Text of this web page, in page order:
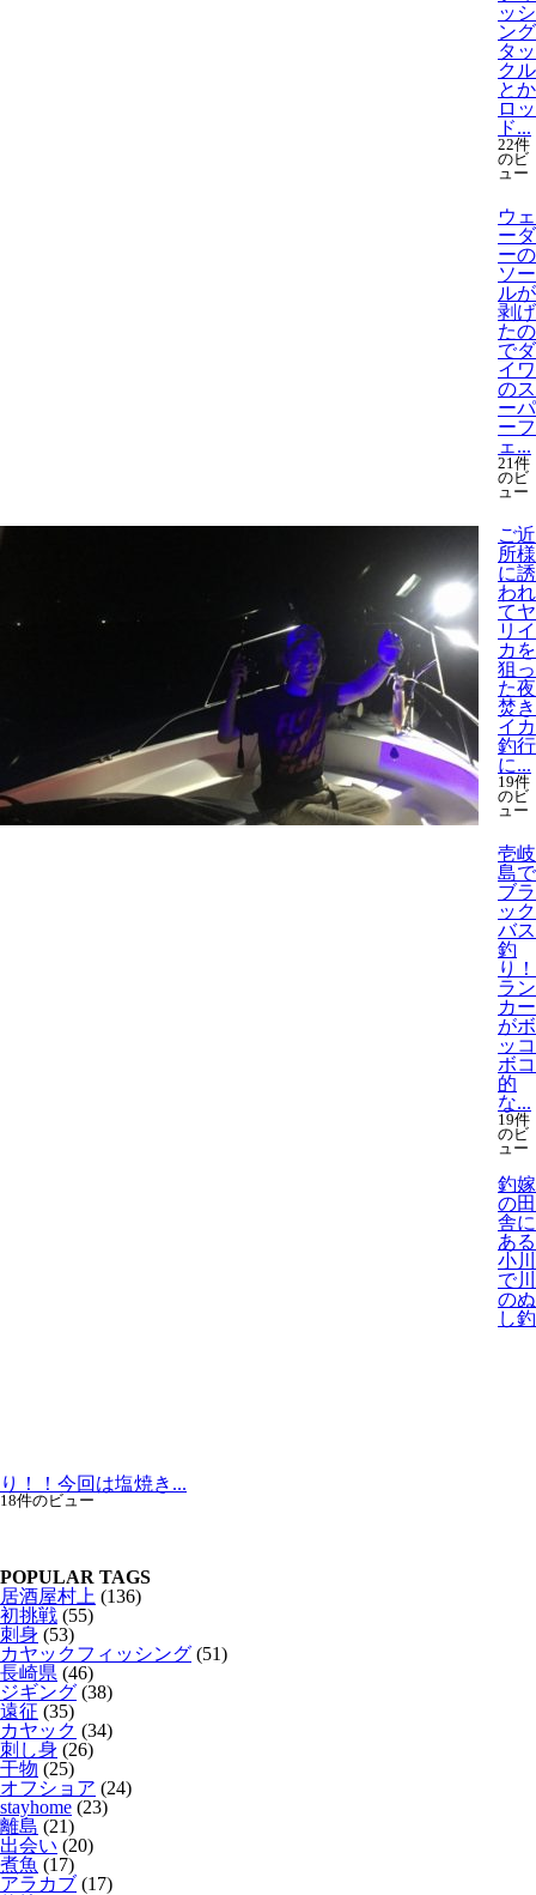
ッシ
ング
タッ
クル
とか
ロッ
ド...
22件
のビ
ュー
ウェ
ーダ
ーの
ソー
ルが
剥げ
たの
でダ
イワ
のス
ーパ
ーフ
ェ...
21件
のビ
ュー
ご近
所様
に誘
われ
てヤ
リイ
カを
狙っ
た夜
焚き
イカ
釣行
に...
19件
のビ
ュー
壱岐
島で
ブラ
ック
バス
釣
り！
ラン
カー
がボ
ッコ
ボコ
的
な...
19件
のビ
ュー
釣嫁
の田
舎に
ある
小川
で川
のぬ
し釣
り！！今回は塩焼き...
18件のビュー
POPULAR TAGS
居酒屋村上 (136)
初挑戦 (55)
刺身 (53)
カヤックフィッシング (51)
長崎県 (46)
ジギング (38)
遠征 (35)
カヤック (34)
刺し身 (26)
干物 (25)
オフショア (24)
stayhome (23)
離島 (21)
出会い (20)
煮魚 (17)
アラカブ (17)